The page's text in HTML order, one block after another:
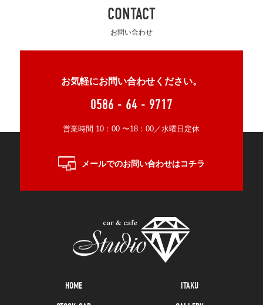
CONTACT
お問い合わせ
お気軽にお問い合わせください。
0586 - 64 - 9717
営業時間 10：00 〜18：00／水曜日定休
メールでのお問い合わせはコチラ
HOME
ITAKU